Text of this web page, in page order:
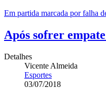
Em partida marcada por falha
Após sofrer
Detalhes
Vicente Almeida
Esportes
03/07/2018